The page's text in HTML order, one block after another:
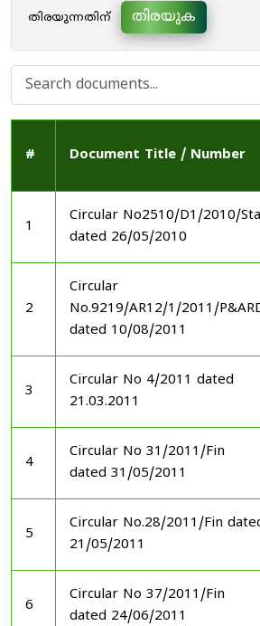
തിരയുന്നതിന്
തിരയുക
# Document Title / Number
1
Circular No2510/D1/2010/Sta
dated 26/05/2010
2
Circular
No.9219/AR12/1/2011/
dated 10/08/2011
3
Circular No 4/2011 dated
21.03.2011
4
Circular No 31/2011/Fin
dated 31/05/2011
5
Circular No.28/2011/Fin
21/05/2011
6
Circular No 37/2011/Fin
dated 24/06/2011